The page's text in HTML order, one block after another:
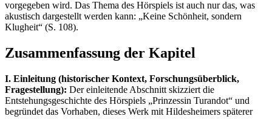
vorgegeben wird. Das Thema des Hörspiels ist auch nur das, was
akustisch dargestellt werden kann: „Keine Schönheit, sondern
Klugheit“ (S. 108).
Zusammenfassung der Kapitel
I. Einleitung (historischer Kontext, Forschungsüberblick,
Fragestellung): Der einleitende Abschnitt skizziert die
Entstehungsgeschichte des Hörspiels „Prinzessin Turandot“ und
begründet das Vorhaben, dieses Werk mit Hildesheimers späterer